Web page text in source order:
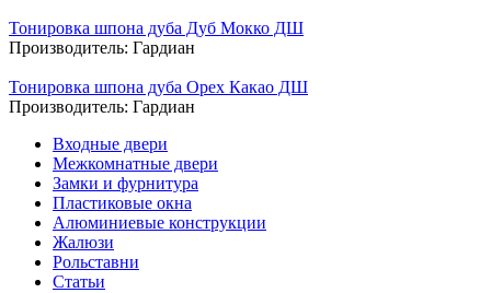
Тонировка шпона дуба Дуб Мокко ДШ
Производитель: Гардиан
Тонировка шпона дуба Орех Какао ДШ
Производитель: Гардиан
Входные двери
Межкомнатные двери
Замки и фурнитура
Пластиковые окна
Алюминиевые конструкции
Жалюзи
Рольставни
Статьи